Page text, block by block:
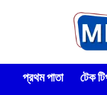
প্রথম পাতা টেক